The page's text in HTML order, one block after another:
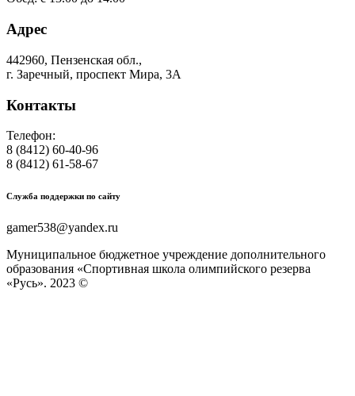
Адрес
442960, Пензенская обл.,
г. Заречный, проспект Мира, 3А
Контакты
Телефон:
8 (8412) 60-40-96
8 (8412) 61-58-67
Служба поддержки по сайту
gamer538@yandex.ru
Муниципальное бюджетное учреждение дополнительного
образования «Спортивная школа олимпийского резерва
«Русь». 2023 ©